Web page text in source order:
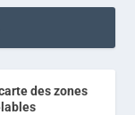
des zones